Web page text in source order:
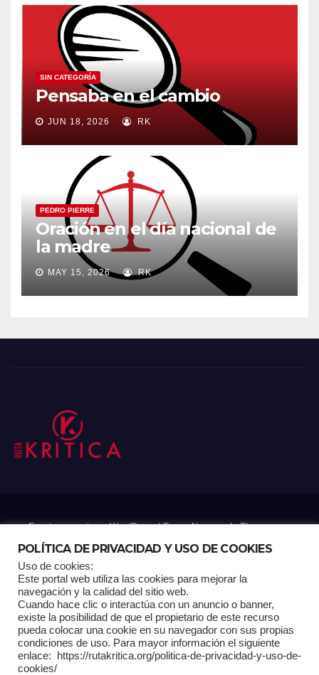
SIN CATEGORÍA
Pensaba en el cambio
JUN 18, 2026 RK
PEDRO PIERRE
Oración en el día nacional de
la madre
MAY 15, 2026 RK
Funciona gracias a WordPress|Tema: Newsup deThemeansar
Home Análisis Carrito RK Contactos Documental Gracias !
Multimedia Página de ejemplo Pagina Principal Pago
POLÍTICA DE PRIVACIDAD Y USO DE COOKIES
Uso de cookies:
Este portal web utiliza las cookies para mejorar la
navegación y la calidad del sitio web.
Cuando hace clic o interactúa con un anuncio o banner,
existe la posibilidad de que el propietario de este recurso
pueda colocar una cookie en su navegador con sus propias
condiciones de uso. Para mayor información el siguiente
enlace: https://rutakritica.org/politica-de-privacidad-y-uso-de-
cookies/